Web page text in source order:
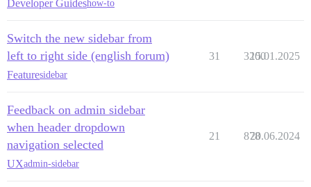
Developer Guideshow-to
Switch the new sidebar from
left to right side (english forum)
Featuresidebar
31 3200
15.01.2025
Feedback on admin sidebar
when header dropdown
navigation selected
UXadmin-sidebar
21 878
20.06.2024